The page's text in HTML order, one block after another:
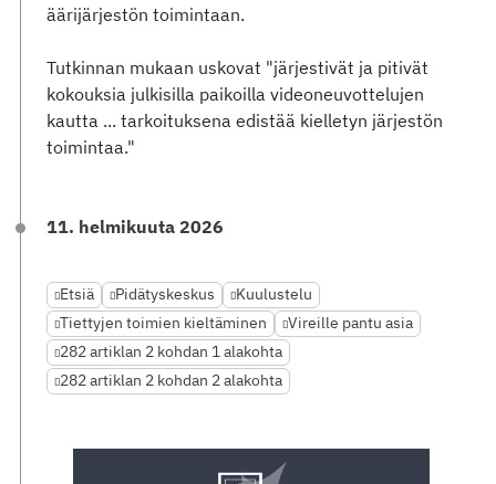
äärijärjestön toimintaan.
Tutkinnan mukaan uskovat "järjestivät ja pitivät
kokouksia julkisilla paikoilla videoneuvottelujen
kautta ... tarkoituksena edistää kielletyn järjestön
toimintaa."
11. helmikuuta 2026
Etsiä Pidätyskeskus
Kuulustelu
Tiettyjen toimien kieltäminen
Vireille pantu asia
282 artiklan 2 kohdan 1 alakohta
282 artiklan 2 kohdan 2 alakohta